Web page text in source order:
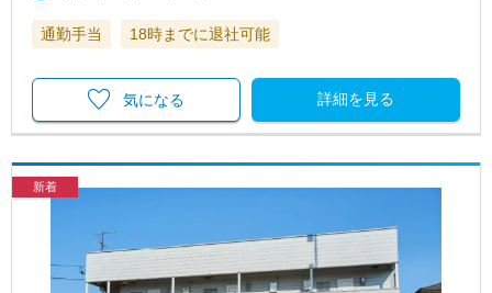
通勤手当 18時までに退社可能
詳細を見る
気になる
新着